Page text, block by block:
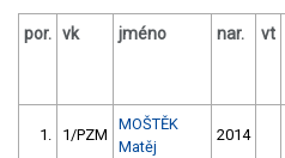
por. vk jméno nar. vt
1. 1/PZM
MOŠTĚK
Matěj
2014